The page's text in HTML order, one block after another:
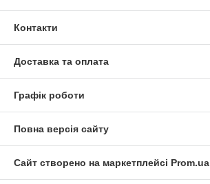
Контакти
Доставка та оплата
Графік роботи
Повна версія сайту
Сайт створено на маркетплейсі Prom.ua